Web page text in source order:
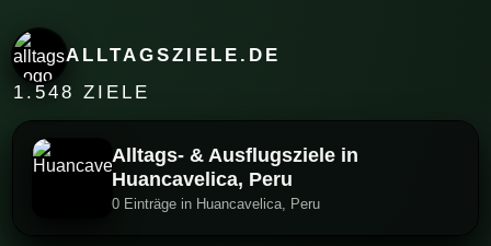
ALLTAGSZIELE.DE
1.548 ZIELE
Alltags- & Ausflugsziele in
Huancavelica, Peru
0 Einträge in Huancavelica, Peru